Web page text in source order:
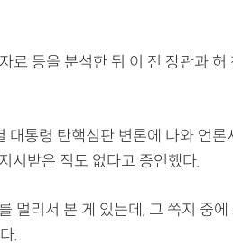
료 등을 분석한 뒤 이 전 장관과 허
통령 탄핵심판 변론에 나와 언론
시받은 적도 없다고 증언했다.
멀리서 본 게 있는데, 그 쪽지 중에
.